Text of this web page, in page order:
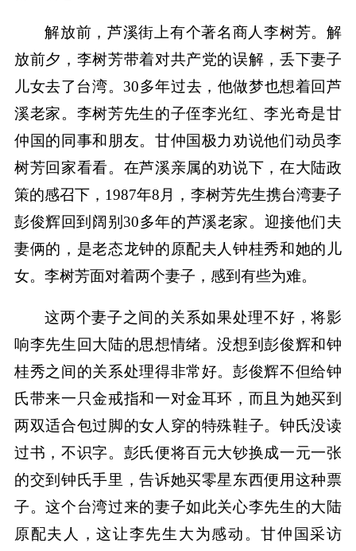
解放前，芦溪街上有个著名商人李树芳。解
放前夕，李树芳带着对共产党的误解，丢下妻子
儿女去了台湾。30多年过去，他做梦也想着回芦
溪老家。李树芳先生的子侄李光红、李光奇是甘
仲国的同事和朋友。甘仲国极力劝说他们动员李
树芳回家看看。在芦溪亲属的劝说下，在大陆政
策的感召下，1987年8月，李树芳先生携台湾妻子
彭俊辉回到阔别30多年的芦溪老家。迎接他们夫
妻俩的，是老态龙钟的原配夫人钟桂秀和她的儿
女。李树芳面对着两个妻子，感到有些为难。
这两个妻子之间的关系如果处理不好，将影
响李先生回大陆的思想情绪。没想到彭俊辉和钟
桂秀之间的关系处理得非常好。彭俊辉不但给钟
氏带来一只金戒指和一对金耳环，而且为她买到
两双适合包过脚的女人穿的特殊鞋子。钟氏没读
过书，不识字。彭氏便将百元大钞换成一元一张
的交到钟氏手里，告诉她买零星东西便用这种票
子。这个台湾过来的妻子如此关心李先生的大陆
原配夫人，这让李先生大为感动。甘仲国采访